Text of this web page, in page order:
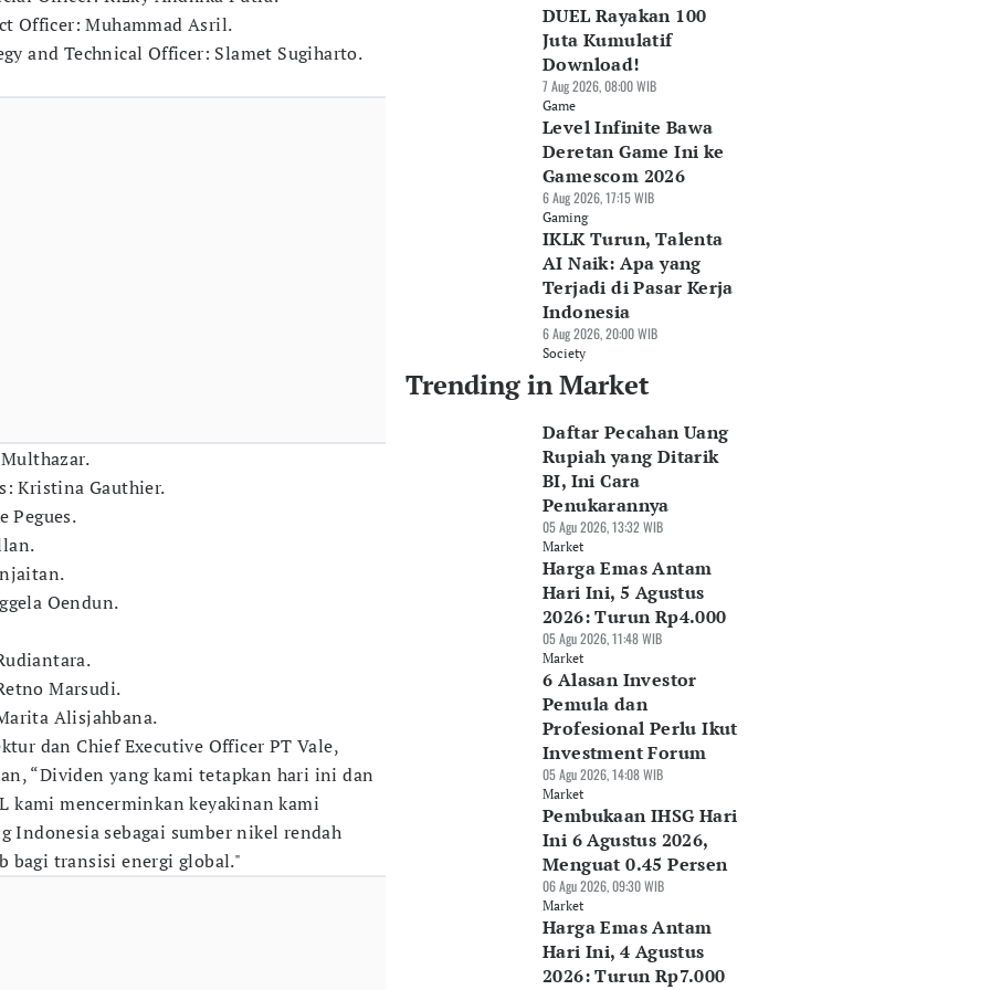
Officer: Muhammad Asril.
and Technical Officer: Slamet Sugiharto.
Kristina Gauthier.
Pegues.
Oendun.
Marsudi.
Alisjahbana.
dan Chief Executive Officer PT Vale,
“Dividen yang kami tetapkan hari ini dan
kami mencerminkan keyakinan kami
Indonesia sebagai sumber nikel rendah
bagi transisi energi global."
DUEL Rayakan 100
Juta Kumulatif
Download!
7 Aug 2026, 08:00 WIB
Game
Level Infinite Bawa
Deretan Game Ini ke
Gamescom 2026
6 Aug 2026, 17:15 WIB
Gaming
IKLK Turun, Talenta
AI Naik: Apa yang
Terjadi di Pasar Kerja
Indonesia
6 Aug 2026, 20:00 WIB
Society
Trending in Market
Daftar Pecahan Uang
Rupiah yang Ditarik
BI, Ini Cara
Penukarannya
05 Agu 2026, 13:32 WIB
Market
Harga Emas Antam
Hari Ini, 5 Agustus
2026: Turun Rp4.000
05 Agu 2026, 11:48 WIB
Market
6 Alasan Investor
Pemula dan
Profesional Perlu Ikut
Investment Forum
05 Agu 2026, 14:08 WIB
Market
Pembukaan IHSG Hari
Ini 6 Agustus 2026,
Menguat 0.45 Persen
06 Agu 2026, 09:30 WIB
Market
Harga Emas Antam
Hari Ini, 4 Agustus
2026: Turun Rp7.000